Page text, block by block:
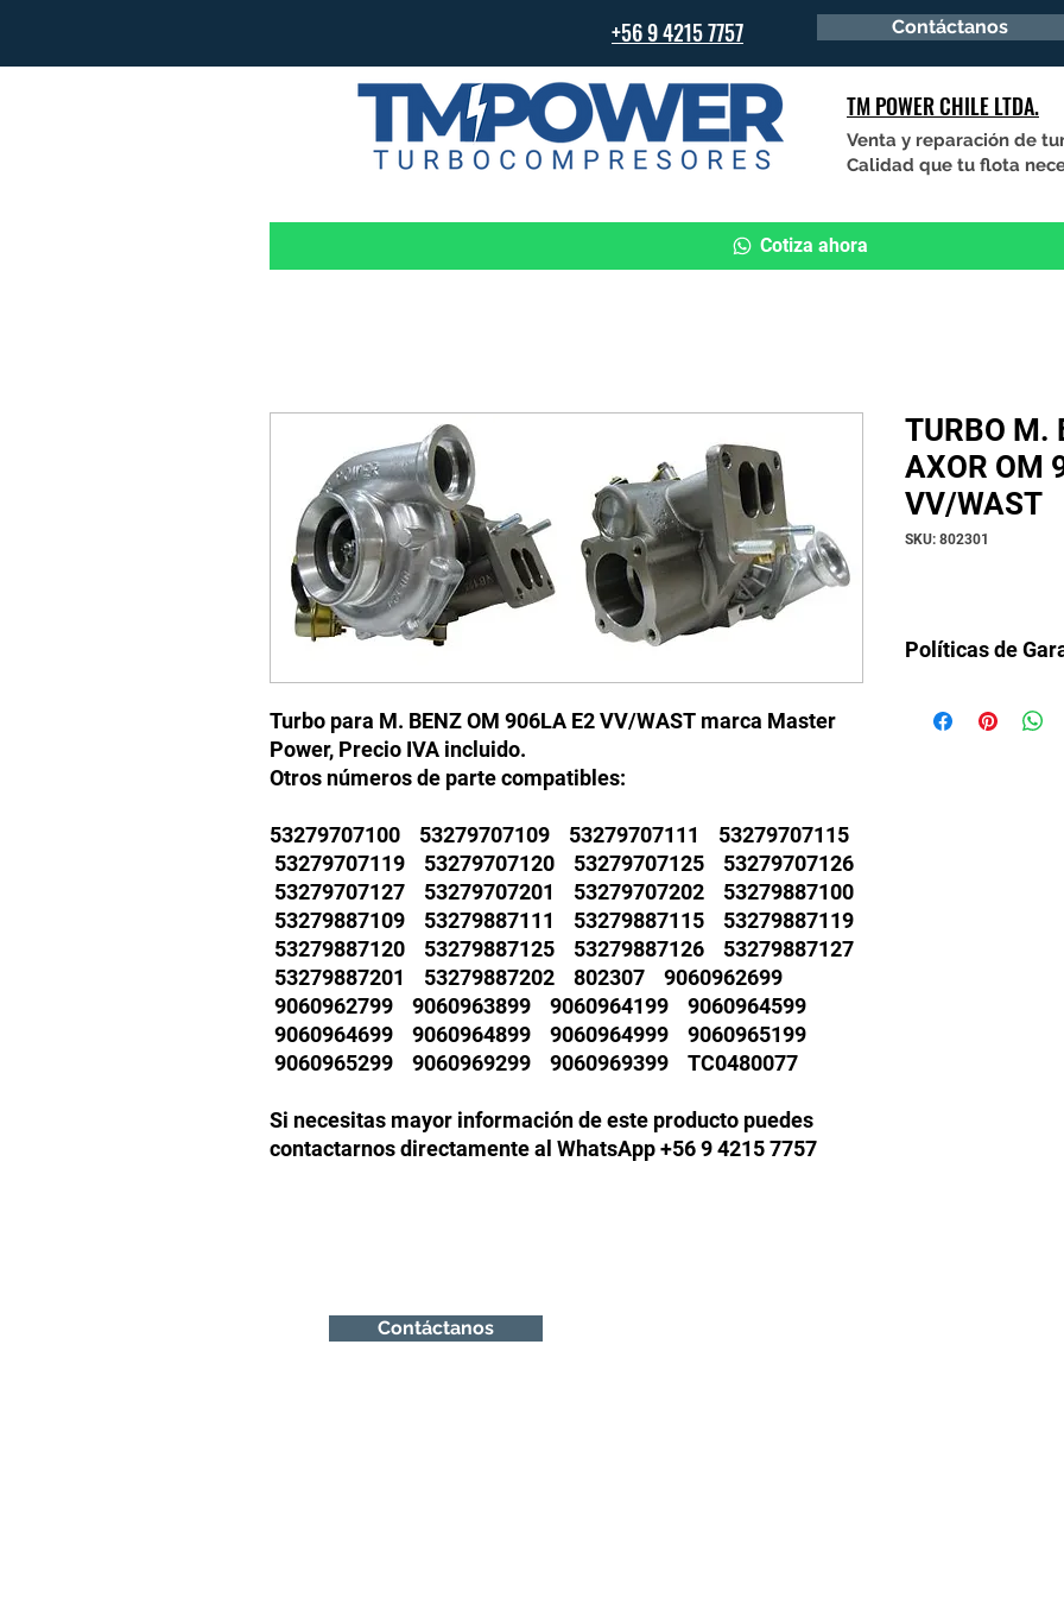
+56 9 4215 7757 Contáctanos
TM POWER CHILE LTDA.
Venta y reparación de
Calidad que tu flota
Cotiza ahora
Turbo para M. BENZ OM 906LA E2 VV/WAST marca Master
Power, Precio IVA incluido.
Otros números de parte compatibles:
53279707100 53279707109 53279707111 53279707115
53279707119 53279707120 53279707125 53279707126
53279707127 53279707201 53279707202 53279887100
53279887109 53279887111 53279887115 53279887119
53279887120 53279887125 53279887126 53279887127
53279887201 53279887202 802307 9060962699
9060962799 9060963899 9060964199 9060964599
9060964699 9060964899 9060964999 9060965199
9060965299 9060969299 9060969399 TC0480077
Si necesitas mayor información de este producto puedes
contactarnos directamente al WhatsApp +56 9 4215 7757
TURBO M.
AXOR OM
VV/WAST
SKU: 802301
Políticas de
fábrica. Daños de
Contáctanos